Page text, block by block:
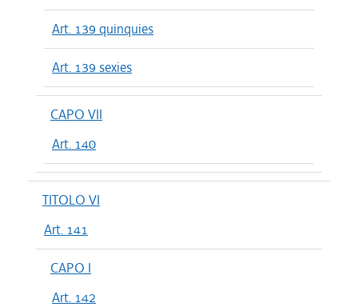
Art. 139 quinquies
Art. 139 sexies
CAPO VII
Art. 140
TITOLO VI
Art. 141
CAPO I
Art. 142